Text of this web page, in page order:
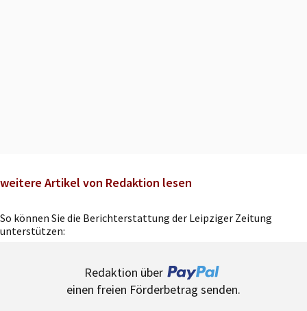
weitere Artikel von Redaktion lesen
So können Sie die Berichterstattung der Leipziger Zeitung
unterstützen:
Redaktion über
einen freien Förderbetrag senden.